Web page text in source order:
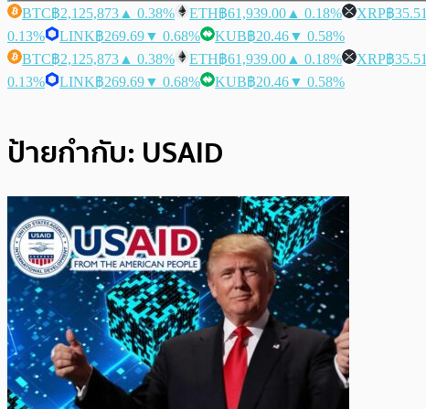
BTC฿2,125,873 ▲ 0.38% ETH฿61,939.00 ▲ 0.18% XRP฿35.51
0.13%
LINK฿269.69▼ 0.68% KUB฿20.46▼ 0.58%
BTC฿2,125,873 ▲ 0.38% ETH฿61,939.00 ▲ 0.18% XRP฿35.51
0.13%
LINK฿269.69▼ 0.68% KUB฿20.46▼ 0.58%
ป้ายกำกับ: USAID